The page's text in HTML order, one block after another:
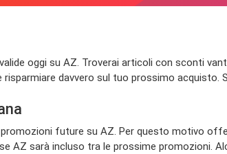
oggi su AZ. Troverai articoli con sconti
davvero sul tuo prossimo
future su AZ. Per questo motivo
AZ sarà incluso tra le prossime promozioni.